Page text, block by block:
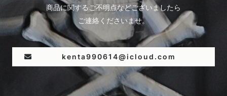
商品に関するご不明点などございましたら
ご連絡くださいませ。
kenta990614@icloud.com